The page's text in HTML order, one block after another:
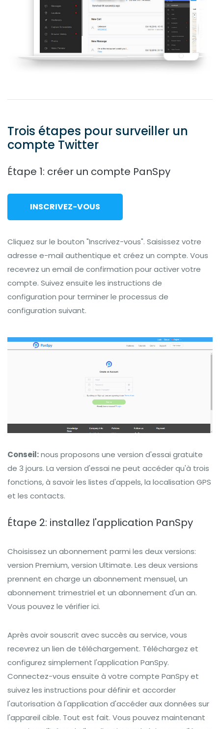
Trois étapes pour surveiller un
compte Twitter
Étape 1: créer un compte PanSpy
INSCRIVEZ-VOUS
Cliquez sur le bouton "Inscrivez-vous". Saisissez votre
adresse e-mail authentique et créez un compte. Vous
recevrez un email de confirmation pour activer votre
compte. Suivez ensuite les instructions de
configuration pour terminer le processus de
configuration suivant.
Conseil:nous proposons une version d'essai gratuite
de 3 jours. La version d'essai ne peut accéder qu'à trois
fonctions, à savoir les listes d'appels, la localisation GPS
et les contacts.
Étape 2: installez l'application PanSpy
Choisissez un abonnement parmi les deux versions:
version Premium, version Ultimate. Les deux versions
prennent en charge un abonnement mensuel, un
abonnement trimestriel et un abonnement d'un an.
Vous pouvez le vérifier ici.
Après avoir souscrit avec succès au service, vous
recevrez un lien de téléchargement. Téléchargez et
configurez simplement l'application PanSpy.
Connectez-vous ensuite à votre compte PanSpy et
suivez les instructions pour définir et accorder
l'autorisation à l'application d'accéder aux données sur
l'appareil cible. Tout est fait. Vous pouvez maintenant